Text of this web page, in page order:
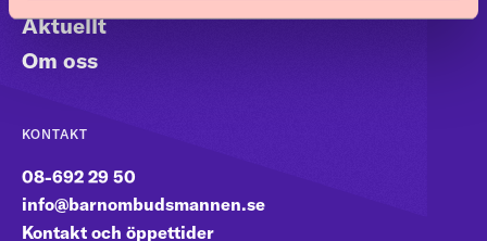
Aktuellt
Om oss
KONTAKT
08-692 29 50
info@barnombudsmannen.se
Kontakt och öppettider